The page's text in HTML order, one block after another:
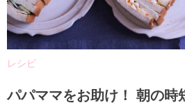
レシピ
パパママをお助け！ 朝の時